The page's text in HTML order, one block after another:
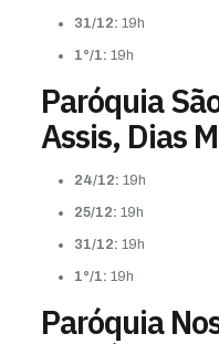
31/12: 19h
1°/1: 19h
Paróquia
Assis, Dias
24/12: 19h
25/12: 19h
31/12: 19h
1°/1: 19h
Paróquia